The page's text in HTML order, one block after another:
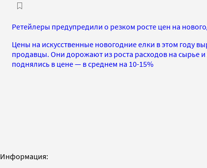
Ретейлеры предупредили о резком росте цен на
Цены на искусственные новогодние елки в этом году
продавцы. Они дорожают из роста расходов на сырье
поднялись в цене — в среднем на 10-15%
Информация: